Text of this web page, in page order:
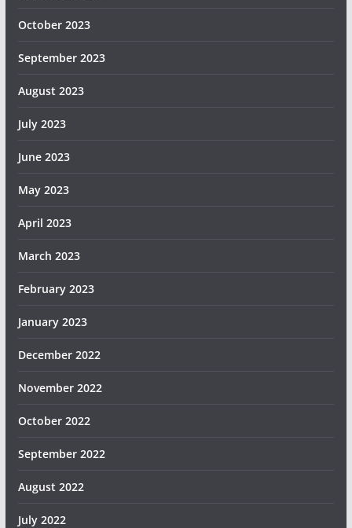
October 2023
September 2023
August 2023
July 2023
June 2023
May 2023
April 2023
March 2023
February 2023
January 2023
December 2022
November 2022
October 2022
September 2022
August 2022
July 2022